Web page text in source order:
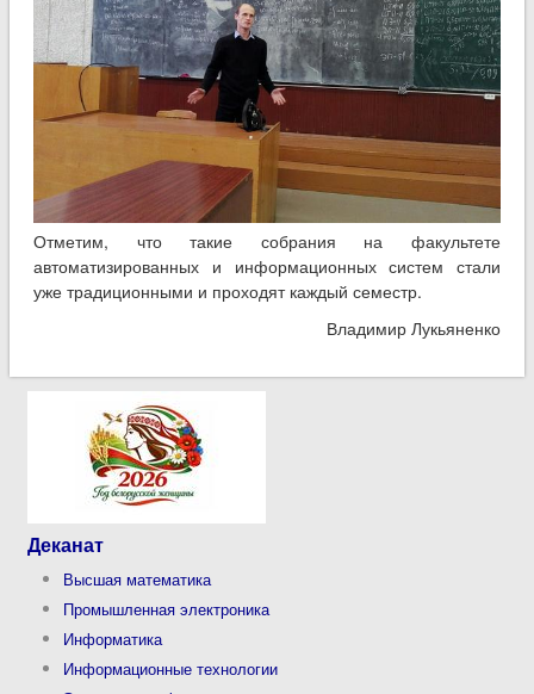
Отметим, что такие собрания на факультете
автоматизированных и информационных систем стали
уже традиционными и проходят каждый семестр.
Владимир Лукьяненко
Деканат
Высшая математика
Промышленная электроника
Информатика
Информационные технологии